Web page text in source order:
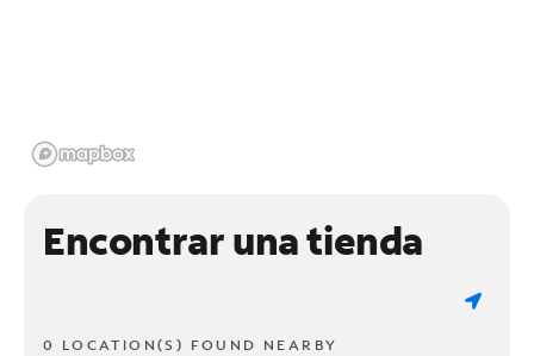
Encontrar una tienda
0 LOCATION(S) FOUND NEARBY